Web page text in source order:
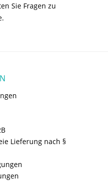
Sie Fragen zu
Lieferung nach §